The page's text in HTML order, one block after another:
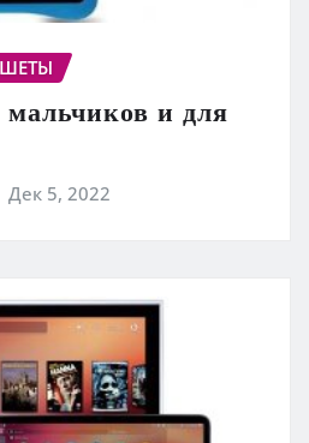
и для
Дек 5, 2022